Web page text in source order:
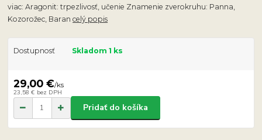
viac: Aragonit: trpezlivosť, učenie Znamenie zverokruhu: Panna,
Kozorožec, Barancelý popis
Dostupnosť Skladom 1 ks
29,00 €/ks
23,58 € bez DPH
Pridať do košíka